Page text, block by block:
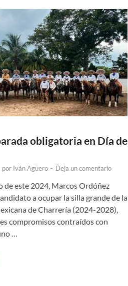
obligatoria en Día de
por Iván Agüero - Deja un comentario
de este 2024, Marcos Ordóñez
a ocupar la silla grande de la
de Charrería (2024-2028),
compromisos contraídos con
…